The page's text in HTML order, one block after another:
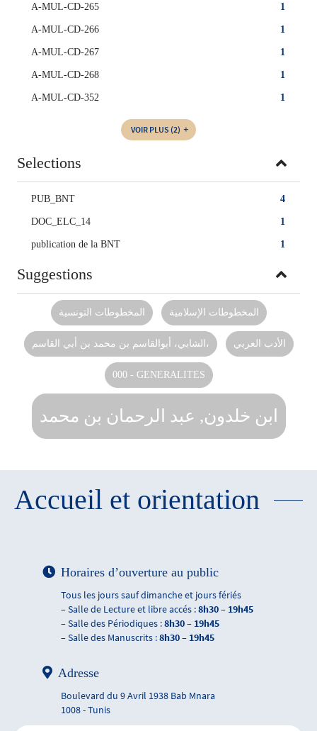
1
A-MUL-CD-265
1
A-MUL-CD-266
1
A-MUL-CD-267
1
A-MUL-CD-268
1
A-MUL-CD-352
VOIR PLUS (2)
Selections
4
PUB_BNT
1
DOC_ELC_14
1
publication de la BNT
Suggestions
المخطوطات‏ التونسية المخطوطات الإسلامية
الشابي، أبوالقاسم بن محمد بن أبي القاسم، الأدب العربي
000 - GENERALITES
ابن خلدون, عبد الرحمان بن محمد
Accueil et orientation
Horaires d’ouverture au public
Tous les jours sauf dimanche et jours fériés
– Salle de Lecture et libre accés :8h30 – 19h45
– Salle des Périodiques :8h30 – 19h45
– Salle des Manuscrits :8h30 – 19h45
Adresse
Boulevard du 9 Avril 1938 Bab Mnara
1008 - Tunis